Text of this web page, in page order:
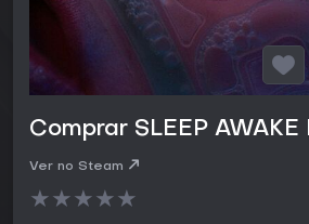
Comprar SLEEP AWAKE
Ver no Steam
★★★★★